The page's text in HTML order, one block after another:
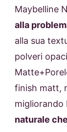
Maybelline
alla
alla sua
polveri
finish matt,
migliorando
naturale